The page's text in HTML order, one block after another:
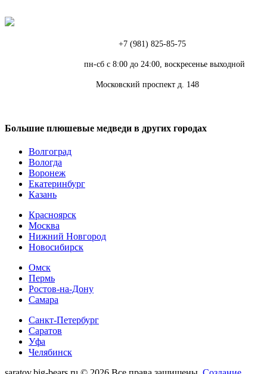
+7 (981) 825-85-75
пн-сб с 8:00 до 24:00, воскресенье выходной
Московский проспект д. 148
Большие плюшевые медведи в других городах
Волгоград
Вологда
Воронеж
Екатеринбург
Казань
Красноярск
Москва
Нижний Новгород
Новосибирск
Омск
Пермь
Ростов-на-Дону
Самара
Санкт-Петербург
Саратов
Уфа
Челябинск